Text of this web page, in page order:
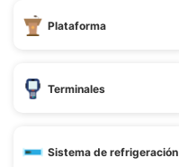
Plataforma
Terminales
Sistema de refrigeración